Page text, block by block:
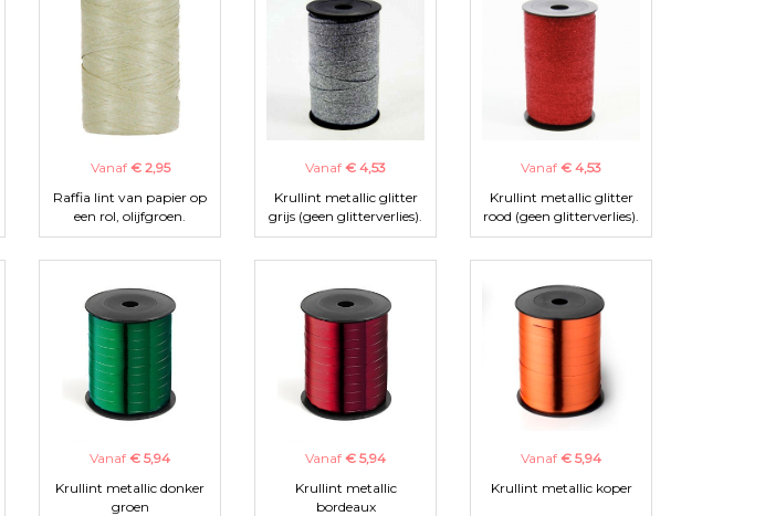
Vanaf € 2,95
Raffia lint van papier op
een rol, olijfgroen.
Vanaf € 4,53
Krullint metallic glitter
grijs (geen glitterverlies).
Vanaf € 4,53
Krullint metallic glitter
rood (geen glitterverlies).
Vanaf € 5,94
Krullint metallic donker
groen
Vanaf € 5,94
Krullint metallic
bordeaux
Vanaf € 5,94
Krullint metallic koper